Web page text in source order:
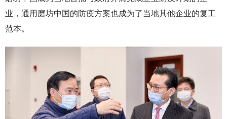
业，通用磨坊中国的防疫方案也成为了当地其他企业的复工
范本。